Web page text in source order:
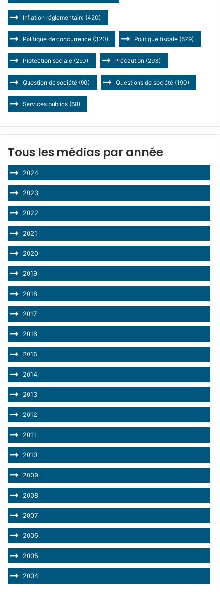
Inflation réglementaire (420)
Politique de concurrence (320) Politique fiscale (679)
Protection sociale (290) Précaution (293)
Question de société (90) Questions de société (190)
Services publics (68)
Tous les médias par année
2024
2023
2022
2021
2020
2019
2018
2017
2016
2015
2014
2013
2012
2011
2010
2009
2008
2007
2006
2005
2004